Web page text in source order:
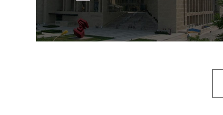
博物馆展厅设计
数字博物馆建设
展厅空间设计
北京展厅设计
产品展厅设计
企业展厅设计
公司展厅设计